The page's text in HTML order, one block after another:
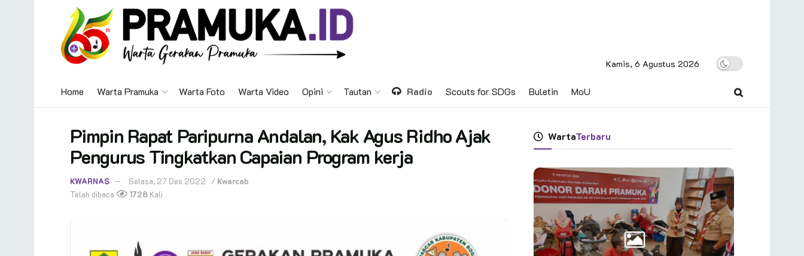
Kamis, 6 Agustus 2026
Home Warta Pramuka Warta Foto Warta Video Opini Tautan Radio Scouts for SDGs Buletin MoU
Pimpin Rapat Paripurna Andalan, Kak Agus Ridho Ajak
Pengurus Tingkatkan Capaian Program kerja
KWARNAS Selasa, 27 Des 2022 / Kwarcab
Telah dibaca
1728 Kali
WartaTerbaru